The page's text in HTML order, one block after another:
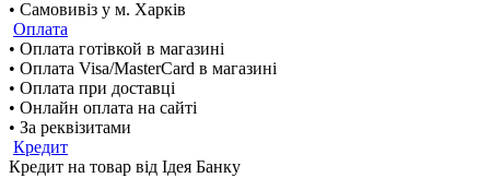
• Самовивіз у м. Харків
Оплата
• Оплата готівкой в магазині
• Оплата Visa/MasterCard в магазині
• Оплата при доставці
• Онлайн оплата на сайті
• За реквізитами
Кредит
Кредит на товар від Ідея Банку